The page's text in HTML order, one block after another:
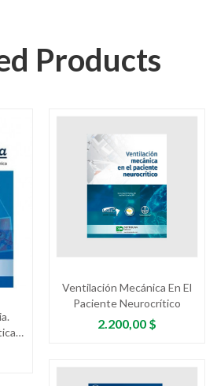
Products
Ventilación Mecánica En El
Paciente Neurocrítico
Precio
2.200,00 $